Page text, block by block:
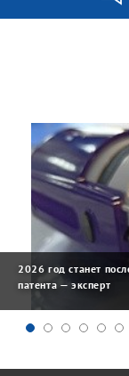
2026 год станет
патента — эксперт